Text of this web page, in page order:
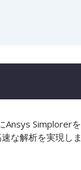
Ansys Simplorerを
な解析を実現しま